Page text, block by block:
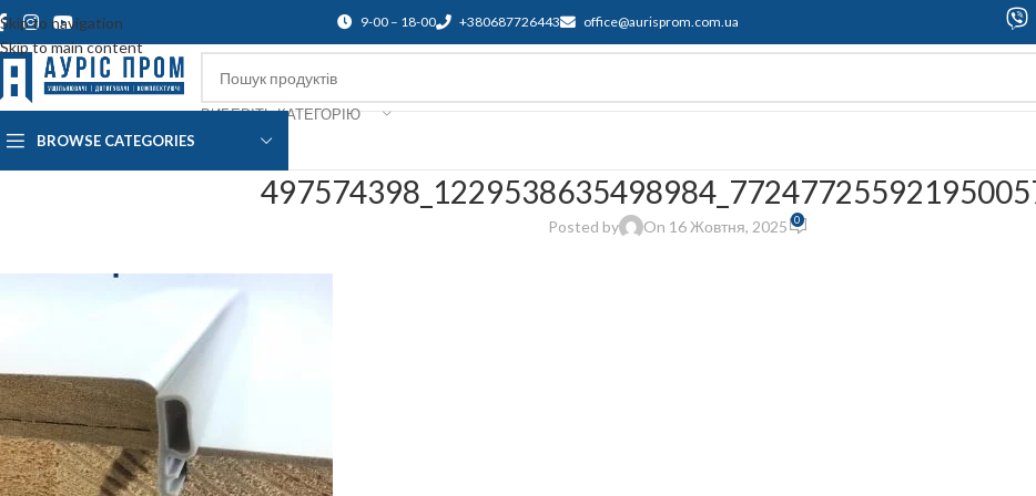
Skip to navigation
Skip to main content
9-00 – 18-00 +380687726443 office@aurisprom.com.ua
ВИБЕРІТЬ КАТЕГОРІЮ
BROWSE CATEGORIES
Posted by On 16 Жовтня, 2025 0